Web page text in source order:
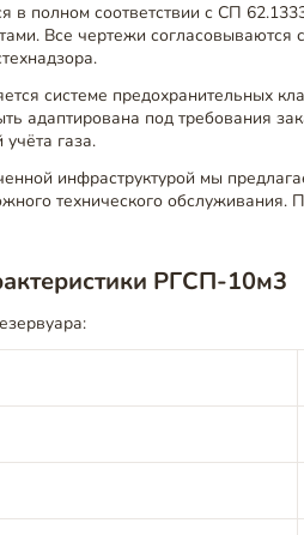
в полном соответствии с СП
Все чертежи согласовываются
системе предохранительных
адаптирована под требования
учёта газа.
инфраструктурой мы
технического обслуживания.
РГСП-10м3